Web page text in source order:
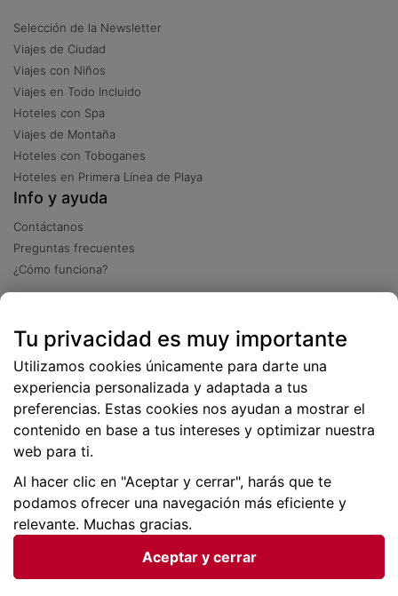
Selección de la Newsletter
Viajes de Ciudad
Viajes con Niños
Viajes en Todo Incluido
Hoteles con Spa
Viajes de Montaña
Hoteles con Toboganes
Hoteles en Primera Línea de Playa
Info y ayuda
Contáctanos
Preguntas frecuentes
¿Cómo funciona?
Más de 2 millones de descargas
Tu privacidad es muy importante
Utilizamos cookies únicamente para darte una
experiencia personalizada y adaptada a tus
preferencias. Estas cookies nos ayudan a mostrar el
contenido en base a tus intereses y optimizar nuestra
web para ti.
Al hacer clic en "Aceptar y cerrar", harás que te
podamos ofrecer una navegación más eficiente y
relevante. Muchas gracias.
Aceptar y cerrar